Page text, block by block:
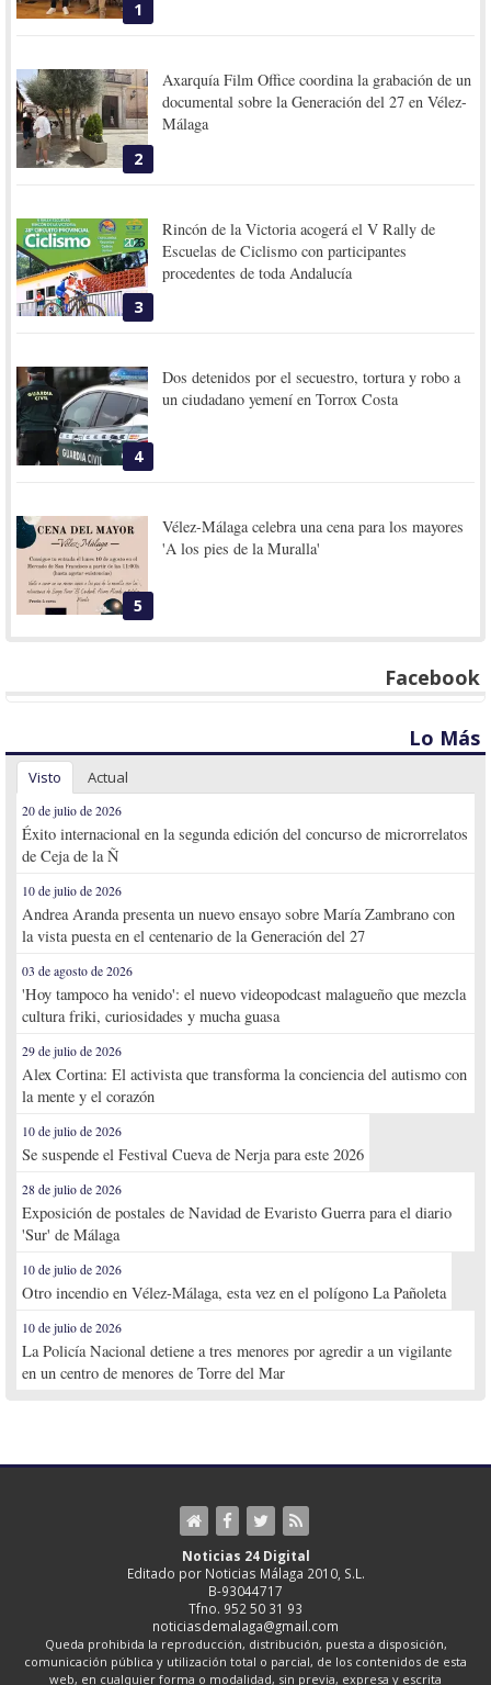
1
2
Axarquía Film Office coordina la grabación de un
documental sobre la Generación del 27 en Vélez-
Málaga
3
Rincón de la Victoria acogerá el V Rally de
Escuelas de Ciclismo con participantes
procedentes de toda Andalucía
4
Dos detenidos por el secuestro, tortura y robo a
un ciudadano yemení en Torrox Costa
5
Vélez-Málaga celebra una cena para los mayores
'A los pies de la Muralla'
Facebook
Lo Más
Visto Actual
20 de julio de 2026
Éxito internacional en la segunda edición del concurso de microrrelatos
de Ceja de la Ñ
10 de julio de 2026
Andrea Aranda presenta un nuevo ensayo sobre María Zambrano con
la vista puesta en el centenario de la Generación del 27
03 de agosto de 2026
'Hoy tampoco ha venido': el nuevo videopodcast malagueño que mezcla
cultura friki, curiosidades y mucha guasa
29 de julio de 2026
Alex Cortina: El activista que transforma la conciencia del autismo con
la mente y el corazón
10 de julio de 2026
Se suspende el Festival Cueva de Nerja para este 2026
28 de julio de 2026
Exposición de postales de Navidad de Evaristo Guerra para el diario
'Sur' de Málaga
10 de julio de 2026
Otro incendio en Vélez-Málaga, esta vez en el polígono La Pañoleta
10 de julio de 2026
La Policía Nacional detiene a tres menores por agredir a un vigilante
en un centro de menores de Torre del Mar
Noticias 24 Digital
Editado por Noticias Málaga 2010, S.L.
B-93044717
Tfno. 952 50 31 93
noticiasdemalaga@gmail.com
Queda prohibida la reproducción, distribución, puesta a disposición,
comunicación pública y utilización total o parcial, de los contenidos de esta
web, en cualquier forma o modalidad, sin previa, expresa y escrita